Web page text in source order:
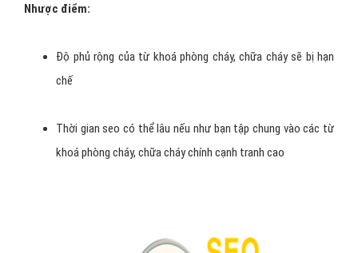
Nhược điểm:
Độ phủ rộng của từ khoá phòng cháy, chữa cháy sẽ bị hạn
chế
Thời gian seo có thể lâu nếu như bạn tập chung vào các từ
khoá phòng cháy, chữa cháy chính cạnh tranh cao